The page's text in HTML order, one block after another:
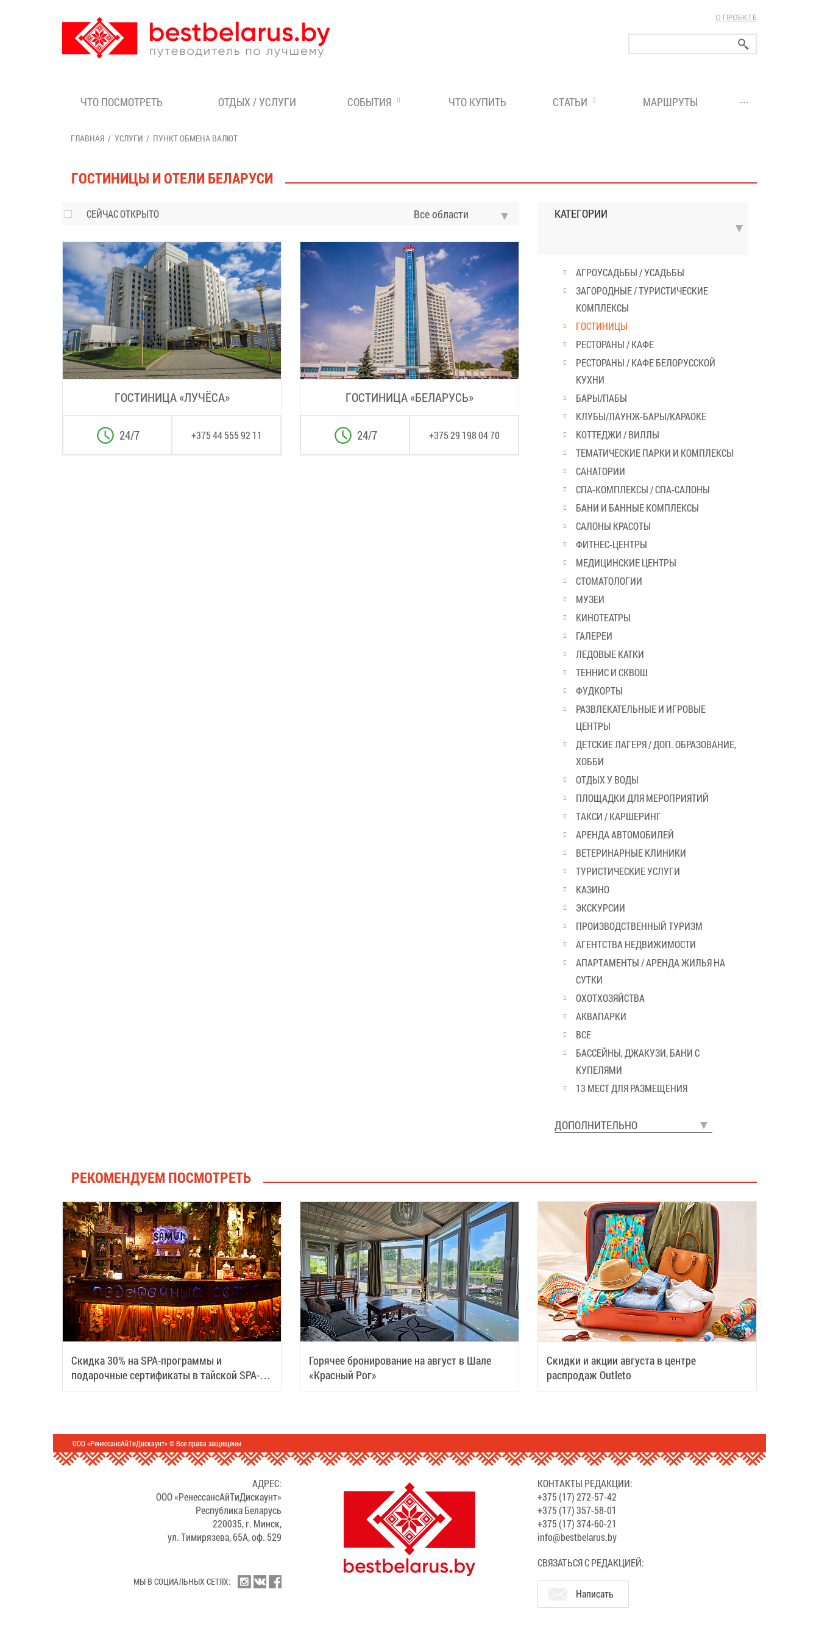
О ПРОЕКТЕ
ЧТО ПОСМОТРЕТЬ ОТДЫХ / УСЛУГИ СОБЫТИЯ ЧТО КУПИТЬ СТАТЬИ МАРШРУТЫ ...
ГЛАВНАЯ УСЛУГИ ПУНКТ ОБМЕНА ВАЛЮТ
ГОСТИНИЦЫ И ОТЕЛИ БЕЛАРУСИ
Все области
СЕЙЧАС ОТКРЫТО
ГОСТИНИЦА «ЛУЧЁСА»
+375 44 555 92 11
24/7
ГОСТИНИЦА «БЕЛАРУСЬ»
+375 29 198 04 70
24/7
КАТЕГОРИИ
АГРОУСАДЬБЫ / УСАДЬБЫ
ЗАГОРОДНЫЕ / ТУРИСТИЧЕСКИЕ
КОМПЛЕКСЫ
ГОСТИНИЦЫ
РЕСТОРАНЫ / КАФЕ
РЕСТОРАНЫ / КАФЕ БЕЛОРУССКОЙ
КУХНИ
БАРЫ/ПАБЫ
КЛУБЫ/ЛАУНЖ-БАРЫ/КАРАОКЕ
КОТТЕДЖИ / ВИЛЛЫ
ТЕМАТИЧЕСКИЕ ПАРКИ И КОМПЛЕКСЫ
САНАТОРИИ
СПА-КОМПЛЕКСЫ / СПА-САЛОНЫ
БАНИ И БАННЫЕ КОМПЛЕКСЫ
САЛОНЫ КРАСОТЫ
ФИТНЕС-ЦЕНТРЫ
МЕДИЦИНСКИЕ ЦЕНТРЫ
СТОМАТОЛОГИИ
МУЗЕИ
КИНОТЕАТРЫ
ГАЛЕРЕИ
ЛЕДОВЫЕ КАТКИ
ТЕННИС И СКВОШ
ФУДКОРТЫ
РАЗВЛЕКАТЕЛЬНЫЕ И ИГРОВЫЕ
ЦЕНТРЫ
ДЕТСКИЕ ЛАГЕРЯ / ДОП. ОБРАЗОВАНИЕ,
ХОББИ
ОТДЫХ У ВОДЫ
ПЛОЩАДКИ ДЛЯ МЕРОПРИЯТИЙ
ТАКСИ / КАРШЕРИНГ
АРЕНДА АВТОМОБИЛЕЙ
ВЕТЕРИНАРНЫЕ КЛИНИКИ
ТУРИСТИЧЕСКИЕ УСЛУГИ
КАЗИНО
ЭКСКУРСИИ
ПРОИЗВОДСТВЕННЫЙ ТУРИЗМ
АГЕНТСТВА НЕДВИЖИМОСТИ
АПАРТАМЕНТЫ / АРЕНДА ЖИЛЬЯ НА
СУТКИ
ОХОТХОЗЯЙСТВА
АКВАПАРКИ
ВСЕ
БАССЕЙНЫ, ДЖАКУЗИ, БАНИ С
КУПЕЛЯМИ
13 МЕСТ ДЛЯ РАЗМЕЩЕНИЯ
ДОПОЛНИТЕЛЬНО
РЕКОМЕНДУЕМ ПОСМОТРЕТЬ
Скидка 30% на SPA-программы и
подарочные сертификаты в тайской SPA-
деревне Samui
Горячее бронирование на август в Шале
«Красный Рог»
Скидки и акции августа в центре
распродаж Outleto
ООО «РенессансАйТиДискаунт» © Все права защищены
АДРЕС:
ООО «РенессансАйТиДискаунт»
Республика Беларусь
220035, г. Минск,
ул. Тимирязева, 65А, оф. 529
МЫ В СОЦИАЛЬНЫХ СЕТЯХ:
КОНТАКТЫ РЕДАКЦИИ:
+375 (17) 272-57-42
+375 (17) 357-58-01
+375 (17) 374-60-21
info@bestbelarus.by
СВЯЗАТЬСЯ С РЕДАКЦИЕЙ:
Написать